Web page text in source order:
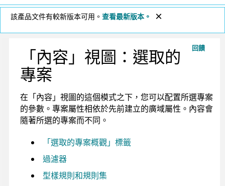
該產品文件有較新版本可用。 查看最新版本。
回饋
「內容」視圖：選取的
專案
在「內容」視圖的這個模式之下，您可以配置所選專案
的參數。專案屬性相依於先前建立的廣域屬性。內容會
隨著所選的專案而不同。
「選取的專案概觀」標籤
過濾器
型樣規則和規則集